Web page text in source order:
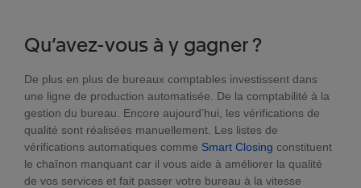
Qu’avez-vous à y gagner ?
De plus en plus de bureaux comptables investissent dans
une ligne de production automatisée. De la comptabilité à la
gestion du bureau. Encore aujourd’hui, les vérifications de
qualité sont réalisées manuellement. Les listes de
vérifications automatiques comme Smart Closing constituent
le chaînon manquant car il vous aide à améliorer la qualité
de vos services et fait passer votre bureau à la vitesse